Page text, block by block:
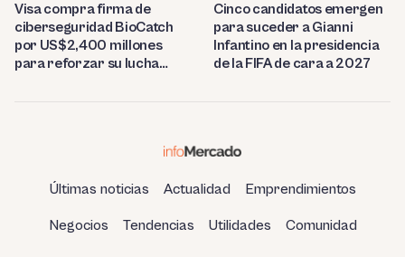
Visa compra firma de
ciberseguridad BioCatch
por US$2,400 millones
para reforzar su lucha
Cinco candidatos emergen
para suceder a Gianni
Infantino en la presidencia
de la FIFA de cara a 2027
Últimas noticias Actualidad Emprendimientos
Negocios Tendencias Utilidades Comunidad